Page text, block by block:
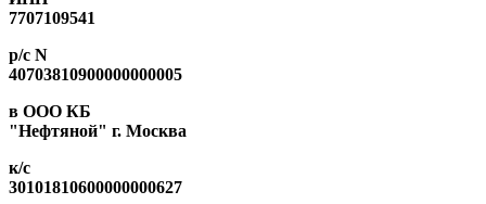
7707109541
р/с N
40703810900000000005
в ООО КБ
"Нефтяной" г. Москва
к/с
30101810600000000627